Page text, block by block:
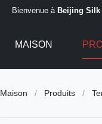
Bienvenue à Beijing Silk
MAISON
Maison / Produits /